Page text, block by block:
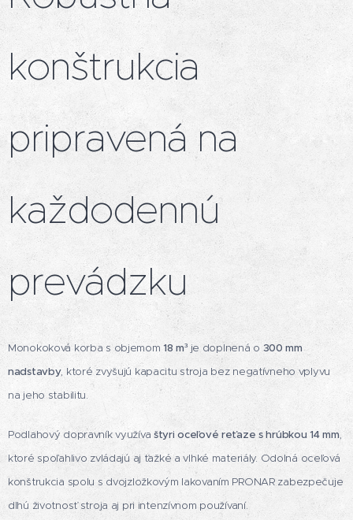
konštrukcia
pripravená na
každodennú
prevádzku
Monokoková korba s objemom18 m³je doplnená o 300 mm
nadstavby, ktoré zvyšujú kapacitu stroja bez negatívneho vplyvu
na jeho stabilitu.
Podlahový dopravník využívaštyri oceľové reťaze s hrúbkou 14 mm,
ktoré spoľahlivo zvládajú aj ťažké a vlhké materiály. Odolná oceľová
konštrukcia spolu s dvojzložkovým lakovaním PRONAR zabezpečuje
dlhú životnosť stroja aj pri intenzívnom používaní.